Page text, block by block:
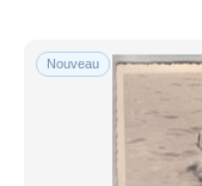
Nouveau